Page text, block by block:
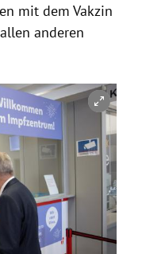
mit dem Vakzin
anderen